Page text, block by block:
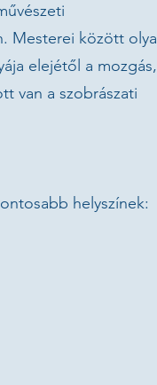
Mesterei között
elejétől a
van a szobrászati
helyszínek: